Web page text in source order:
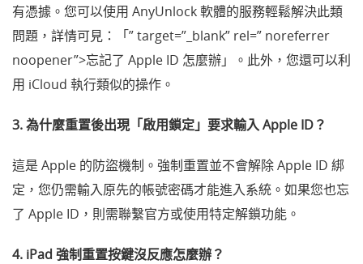
有憑據。您可以使用 AnyUnlock 軟體的服務輕鬆解決此類
問題，詳情可見：「” target=”_blank” rel=” noreferrer
noopener”>忘記了 Apple ID 怎麼辦」。 此外，您還可以利
用 iCloud 執行類似的操作。
3. 為什麼重置後出現「啟用鎖定」要求輸入 Apple ID？
這是 Apple 的防盜機制。強制重置並不會解除 Apple ID 綁
定，您仍需輸入原先的帳號密碼才能進入系統。如果您也忘
了 Apple ID，則需聯繫官方或使用特定解鎖功能。
4. iPad 強制重置按鍵沒反應怎麼辦？